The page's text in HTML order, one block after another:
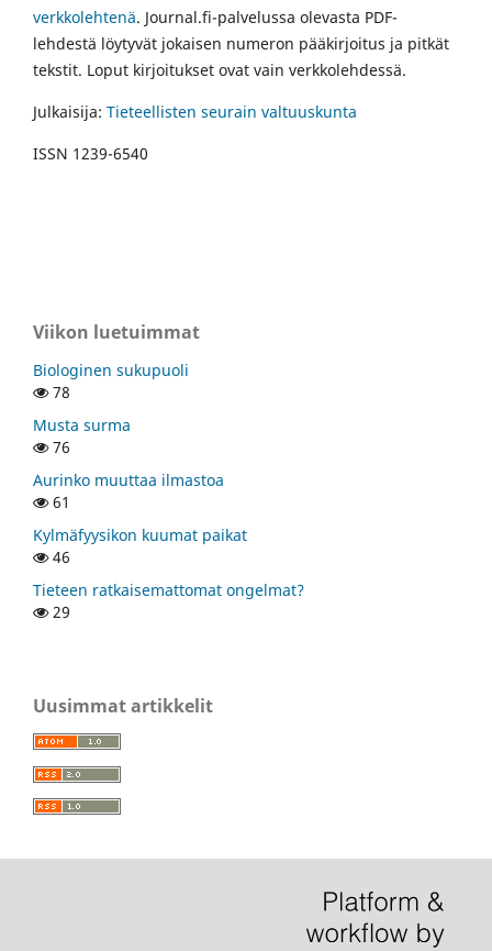
verkkolehtenä. Journal.fi-palvelussa olevasta PDF-
lehdestä löytyvät jokaisen numeron pääkirjoitus ja pitkät
tekstit. Loput kirjoitukset ovat vain verkkolehdessä.
Julkaisija: Tieteellisten seurain valtuuskunta
ISSN 1239-6540
Viikon luetuimmat
Biologinen sukupuoli
78
Musta surma
76
Aurinko muuttaa ilmastoa
61
Kylmäfyysikon kuumat paikat
46
Tieteen ratkaisemattomat ongelmat?
29
Uusimmat artikkelit